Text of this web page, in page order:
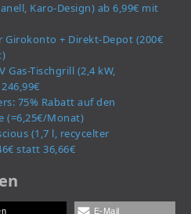
Karo-Design) ab 6,99€ mit
Girokonto + Direkt-Depot (200€
Gas-Tischgrill (2,4 kW,
75% Rabatt auf den
(=6,25€/Monat)
(1,7 l, recycelter
statt 36,66€
E-Mail